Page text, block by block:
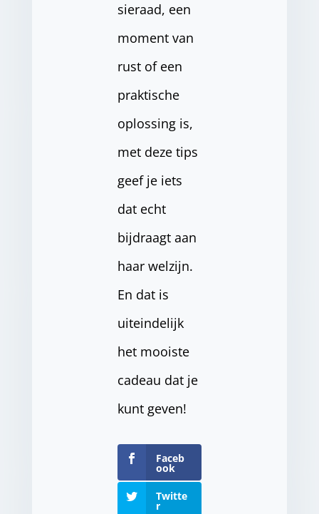
sieraad, een
moment van
rust of een
praktische
oplossing is,
met deze tips
geef je iets
dat echt
bijdraagt aan
haar welzijn.
En dat is
uiteindelijk
het mooiste
cadeau dat je
kunt geven!
Faceb
ook
Twitte
r